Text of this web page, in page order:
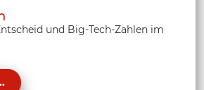
und Big-Tech-Zahlen im